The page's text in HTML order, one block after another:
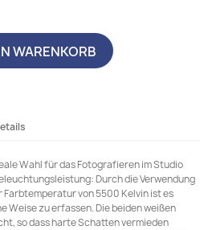
WARENKORB
Wahl für das Fotografieren im Studio
Durch die Verwendung
von 5500 Kelvin ist es
Weise zu erfassen. Die beiden weißen
so dass harte Schatten vermieden